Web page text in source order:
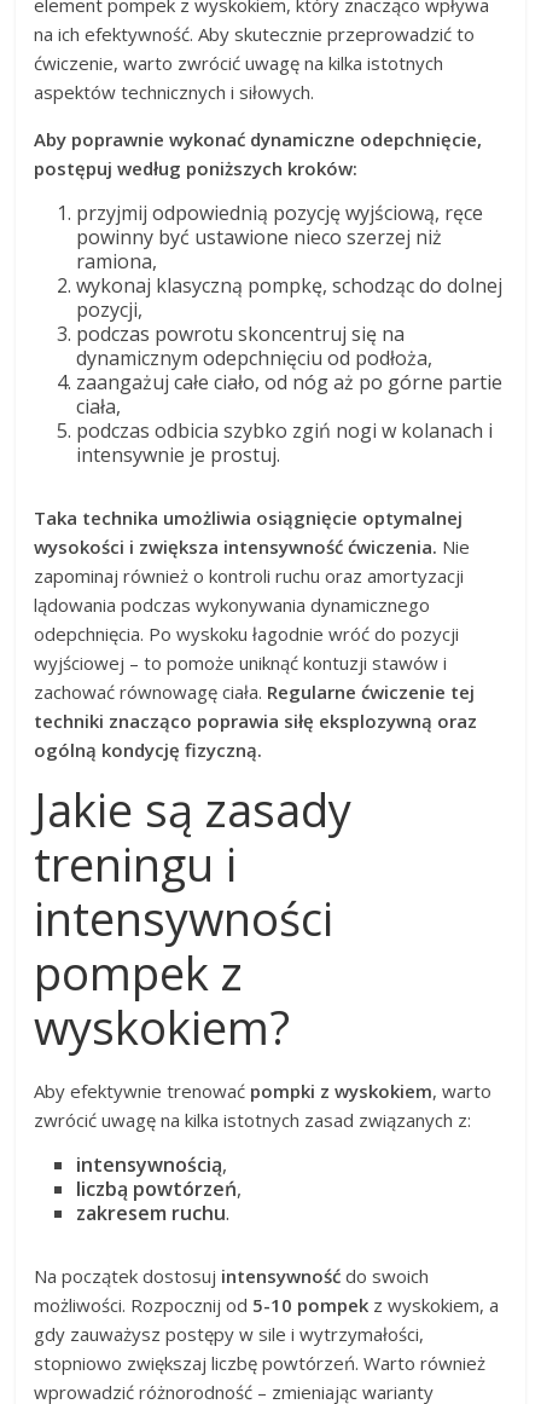
na ich efektywność. Aby skutecznie przeprowadzić to
ćwiczenie, warto zwrócić uwagę na kilka istotnych
aspektów technicznych i siłowych.
Aby poprawnie wykonać dynamiczne odepchnięcie,
postępuj według poniższych kroków:
przyjmij odpowiednią pozycję wyjściową, ręce
powinny być ustawione nieco szerzej niż
ramiona,
wykonaj klasyczną pompkę, schodząc do dolnej
pozycji,
podczas powrotu skoncentruj się na
dynamicznym odepchnięciu od podłoża,
zaangażuj całe ciało, od nóg aż po górne partie
ciała,
podczas odbicia szybko zgiń nogi w kolanach i
intensywnie je prostuj.
Taka technika umożliwia osiągnięcie optymalnej
wysokości i zwiększa intensywność ćwiczenia. Nie
zapominaj również o kontroli ruchu oraz amortyzacji
lądowania podczas wykonywania dynamicznego
odepchnięcia. Po wyskoku łagodnie wróć do pozycji
wyjściowej – to pomoże uniknąć kontuzji stawów i
zachować równowagę ciała. Regularne ćwiczenie tej
techniki znacząco poprawia siłę eksplozywną oraz
ogólną kondycję fizyczną.
Jakie są zasady
treningu i
intensywności
pompek z
wyskokiem?
Aby efektywnie trenować pompki z wyskokiem, warto
zwrócić uwagę na kilka istotnych zasad związanych z:
intensywnością,
liczbą powtórzeń,
zakresem ruchu.
Na początek dostosuj intensywność do swoich
możliwości. Rozpocznij od 5-10 pompek z wyskokiem, a
gdy zauważysz postępy w sile i wytrzymałości,
stopniowo zwiększaj liczbę powtórzeń. Warto również
wprowadzić różnorodność – zmieniając warianty